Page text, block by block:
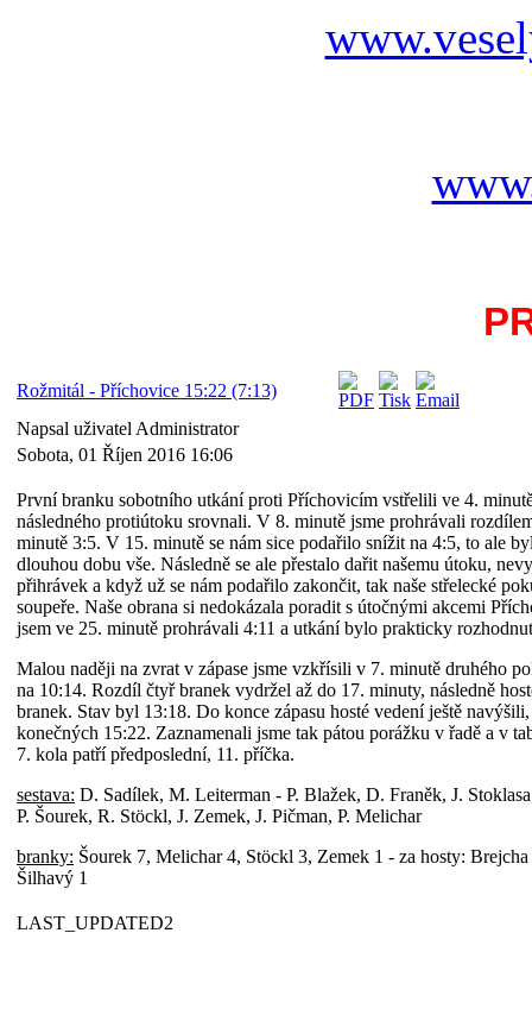
Rožmitál - Příchovice 15:22 (7:13)
Napsal uživatel Administrator
Sobota, 01 Říjen 2016 16:06
První branku sobotního utkání proti Příchovicím vstřelili ve 4.
následného protiútoku srovnali. V 8. minutě jsme prohrávali
minutě 3:5. V 15. minutě se nám sice podařilo snížit na 4:5, to ale
dlouhou dobu vše. Následně se ale přestalo dařit našemu útoku,
přihrávek a když už se nám podařilo zakončit, tak naše střelecké
soupeře. Naše obrana si nedokázala poradit s útočnými akcemi
jsem ve 25. minutě prohrávali 4:11 a utkání bylo prakticky
Malou naději na zvrat v zápase jsme vzkřísili v 7. minutě druhého
na 10:14. Rozdíl čtyř branek vydržel až do 17. minuty, následně
branek. Stav byl 13:18. Do konce zápasu hosté vedení ještě
konečných 15:22. Zaznamenali jsme tak pátou porážku v řadě a v
7. kola patří předposlední, 11. příčka.
sestava: D. Sadílek, M. Leiterman - P. Blažek, D. Franěk, J.
P. Šourek, R. Stöckl, J. Zemek, J. Pičman, P. Melichar
branky: Šourek 7, Melichar 4, Stöckl 3, Zemek 1 - za hosty:
Šilhavý 1
LAST_UPDATED2